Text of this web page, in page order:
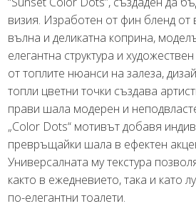
визия. Изработен от фин бленд от
вълна и деликатна коприна,
елегантна структура и
от топлите нюанси на залеза,
топли цветни точки създава
прави шала модерен и
„Color Dots“ мотивът добавя
превръщайки шала в ефектен
Универсалната му текстура
както в ежедневието, така и като
по-елегантни тоалети.